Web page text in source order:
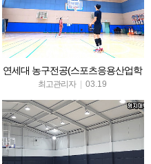
연세대 농구전공(스포츠응용산업학
과)
최고관리자 03.19